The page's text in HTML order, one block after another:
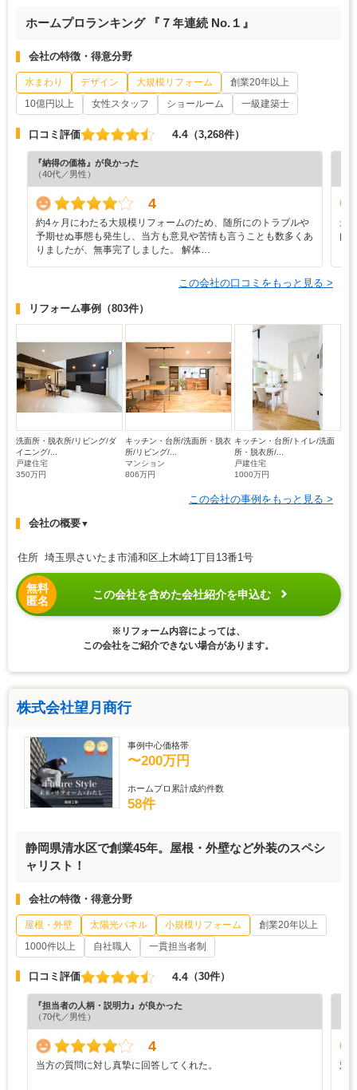
ホームプロランキング 『７年連続 No.１』
会社の特徴・得意分野
水まわり デザイン 大規模リフォーム
創業20年以上
10億円以上
女性スタッフ ショールーム 一級建築士
口コミ評価 4.4 （3,268件）
『納得の価格』が良かった
（40代／男性）
4
約4ヶ月にわたる大規模リフォームのため、随所にのトラブルや
予期せぬ事態も発生し、当方も意見や苦情も言うことも数多くあ
りましたが、無事完了しました。 解体…
最
内
この会社の口コミをもっと見る >
リフォーム事例 （803件）
洗面所・脱衣所/リビング/ダ
イニング/...
戸建住宅
350万円
キッチン・台所/洗面所・脱衣
所/リビング/...
マンション
806万円
キッチン・台所/トイレ/洗面
所・脱衣所/...
戸建住宅
1000万円
この会社の事例をもっと見る >
会社の概要▼
住所 埼玉県さいたま市浦和区上木崎1丁目13番1号
無料
匿名
この会社を含めた会社紹介を申込む
※リフォーム内容によっては、
この会社をご紹介できない場合があります。
株式会社望月商行
事例中心価格帯
〜200万円
ホームプロ累計成約件数
58件
静岡県清水区で創業45年。屋根・外壁など外装のスペシ
ャリスト！
会社の特徴・得意分野
屋根・外壁 太陽光パネル 小規模リフォーム
創業20年以上
1000件以上
自社職人 一貫担当者制
口コミ評価 4.4 （30件）
『担当者の人柄・説明力』が良かった
（70代／男性）
4
当方の質問に対し真摯に回答してくれた。 対